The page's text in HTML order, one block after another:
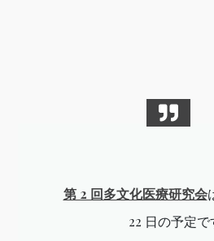
第 2 回多文化医療研究会
22 日の予定で